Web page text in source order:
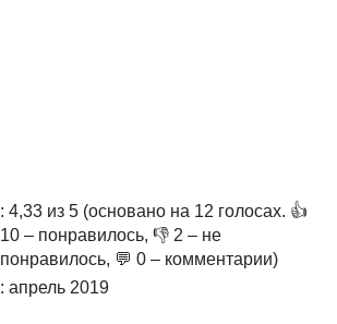
: 4,33 из 5 (основано на 12 голосах. 👍
10 – понравилось, 👎 2 – не
понравилось, 💬 0 – комментарии)
: апрель 2019